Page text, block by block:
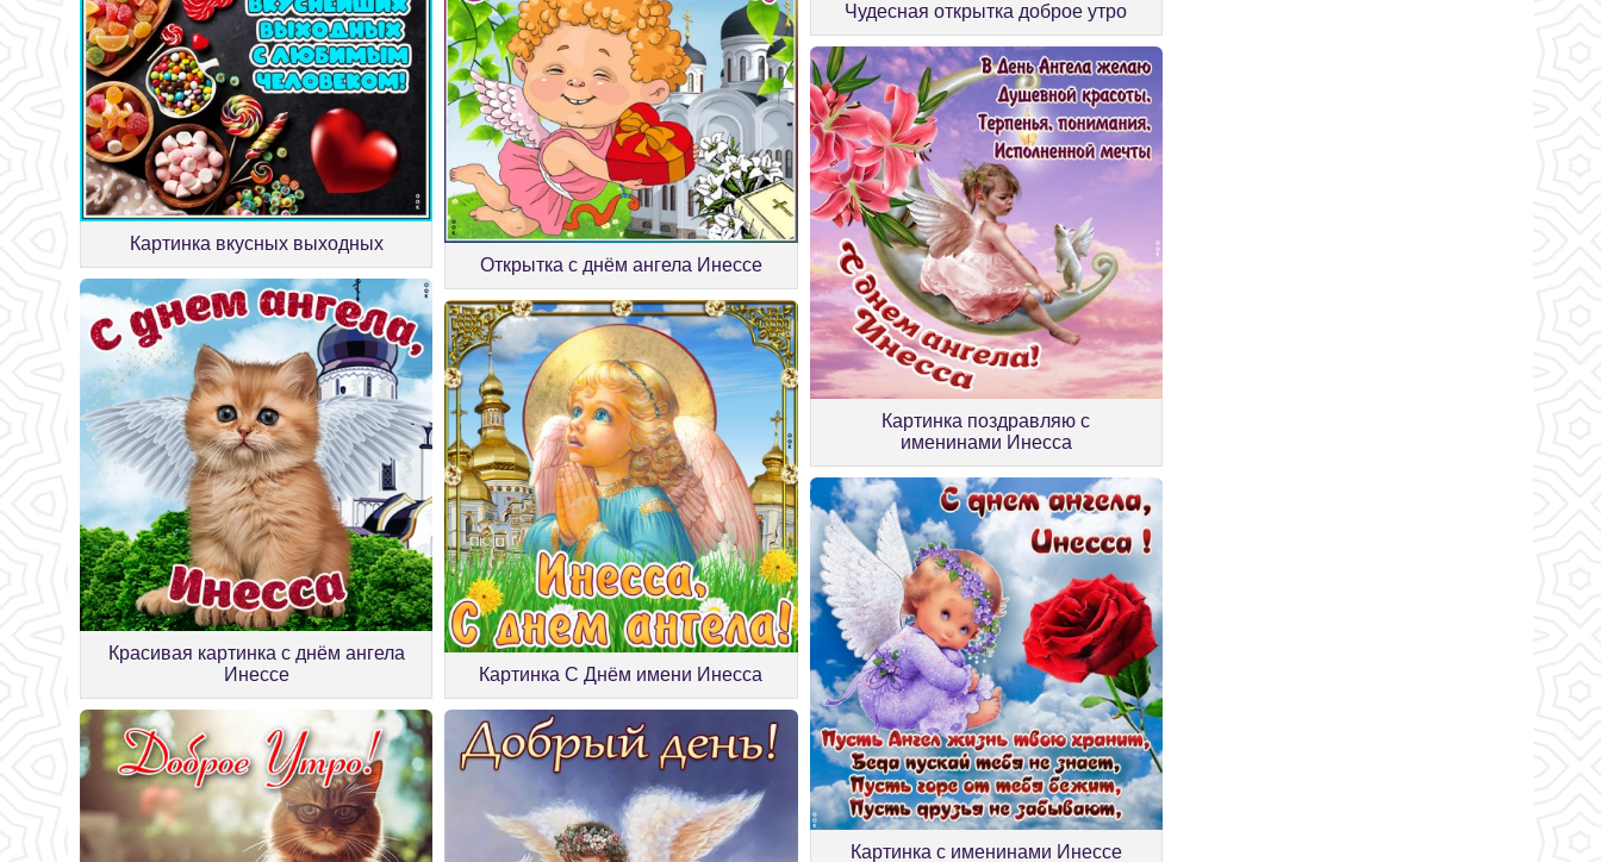
Чудесная открытка доброе утро
Картинка вкусных выходных
Открытка с днём ангела Инессе
Картинка поздравляю с
именинами Инесса
Красивая картинка с днём ангела
Инессе
Картинка С Днём имени Инесса
Картинка с именинами Инессе